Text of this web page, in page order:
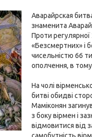
Аварайрская
знаменита
Проти
«Безсмертних» і
чисельністю 66
ополчення, в тому
На чолі
битві обидві
Маміконян
з боку вірмен і
відмовитися від